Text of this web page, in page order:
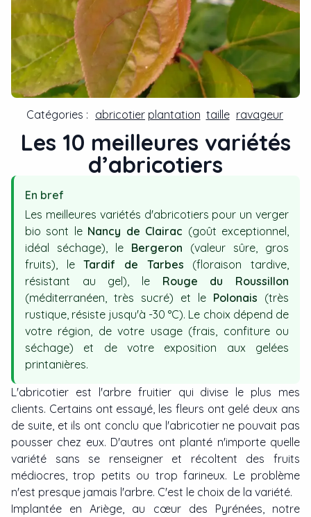
Catégories : abricotier plantation taille ravageur
Les 10 meilleures variétés
d’abricotiers
En bref
Les meilleures variétés d'abricotiers pour un verger
bio sont le Nancy de Clairac (goût exceptionnel,
idéal séchage), le Bergeron (valeur sûre, gros
fruits), leTardif de Tarbes
(floraison tardive,
résistant au gel), le Rouge du Roussillon
(méditerranéen, très sucré) et le Polonais (très
rustique, résiste jusqu'à -30 °C). Le choix dépend de
votre région, de votre usage (frais, confiture ou
séchage) et de votre exposition aux gelées
printanières.
L'abricotier est l'arbre fruitier qui divise le plus mes
clients. Certains ont essayé, les fleurs ont gelé deux ans
de suite, et ils ont conclu que l'abricotier ne pouvait pas
pousser chez eux. D'autres ont planté n'importe quelle
variété sans se renseigner et récoltent des fruits
médiocres, trop petits ou trop farineux. Le problème
n'est presque jamais l'arbre. C'est le choix de la variété.
Implantée en Ariège, au cœur des Pyrénées, notre